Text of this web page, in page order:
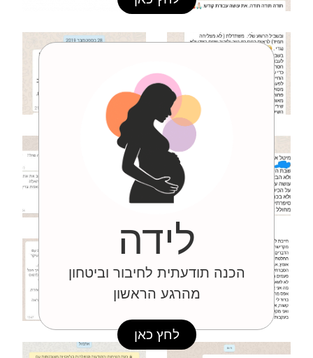
לידה
הכנה תודעתית לחיבור וביטחון
מהרגע הראשון
לחץ כאן